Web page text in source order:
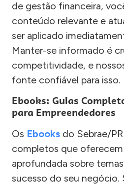
de gestão financeira,
conteúdo relevante e
ser aplicado
Manter-se informado é
competitividade, e
fonte confiável para isso.
Ebooks: Guias
para Empreendedores
Os Ebooks do Sebrae/
completos que oferecem
aprofundada sobre
sucesso do seu negócio.